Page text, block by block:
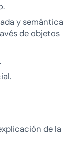
y semántica
de objetos
de la